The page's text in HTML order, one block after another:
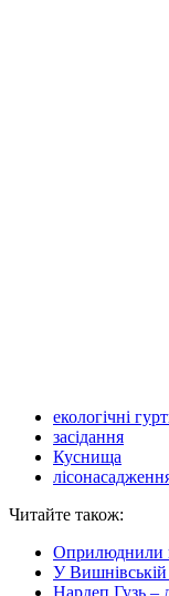
екологічні
засідання
Куснища
Читайте також:
Оприлюднили
У
Нардеп Гузь –